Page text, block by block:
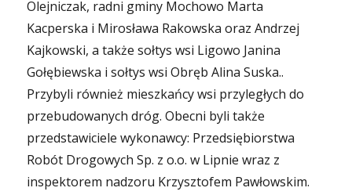
Olejniczak, radni gminy Mochowo Marta
Kacperska i Mirosława Rakowska oraz Andrzej
Kajkowski, a także sołtys wsi Ligowo Janina
Gołębiewska i sołtys wsi Obręb Alina Suska..
Przybyli również mieszkańcy wsi przyległych do
przebudowanych dróg. Obecni byli także
przedstawiciele wykonawcy: Przedsiębiorstwa
Robót Drogowych Sp. z o.o. w Lipnie wraz z
inspektorem nadzoru Krzysztofem Pawłowskim.